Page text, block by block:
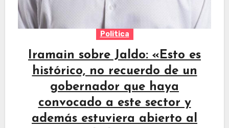
Politica
Iramain sobre Jaldo: «Esto es
histórico, no recuerdo de un
gobernador que haya
convocado a este sector y
además estuviera abierto al